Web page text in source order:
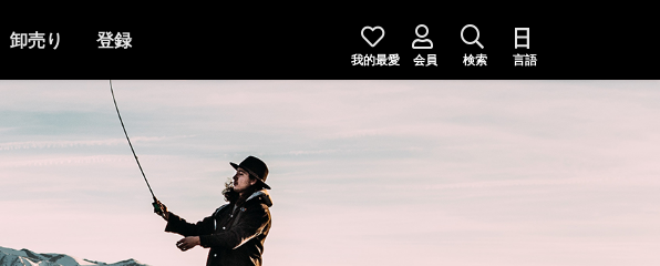
卸売り 登録
我的最愛 会員 検索 言語